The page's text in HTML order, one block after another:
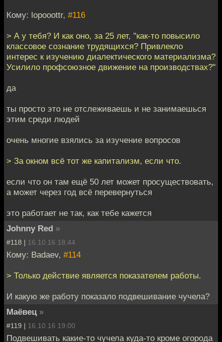
Кому: lopooottr, #116
> А у тебя? И как оно, за 25 лет, "как-то повысило
классовое сознание трудящихся? Привлекло
интерес к изучению диалектического материализма?
Усилило профсоюзное движение на производствах?"
да
ты просто это не отслеживаешь и не занимаешься
этим среди людей
очень многие взялись за изучение вопросов
> За окном всё тот же капитализм, если что.
если что он там ещё 50 лет может просуществовать,
а может через год всё перевернуться
это работает не так, как тебе кажется
Johnny Red »
#118 | 16.10.16 18:44
Кому: Badaev, #114
> Только действие является показателем работы.
И какую же работу показало подвешивание чучела?
Маёвец »
#119 | 16.10.16 19:00
Подвешивать какие-то чучела куда-то кроме огорода